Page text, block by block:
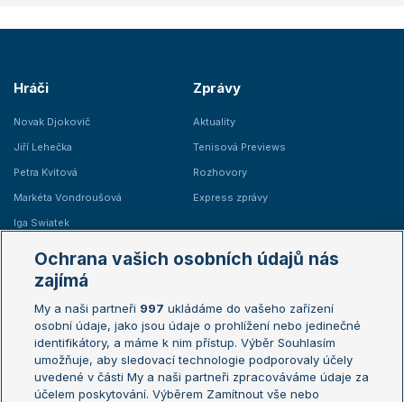
Hráči
Novak Djokovič
Jiří Lehečka
Petra Kvitová
Markéta Vondroušová
Iga Swiatek
Zprávy
Aktuality
Tenisová Previews
Rozhovory
Express zprávy
Žebříčky
Žebříček ATP (muži)
Žebříček WTA (ženy)
Sázkařský žebříček
Australian Open
French Open
Wimbledon
US Open
Ochrana vašich osobních údajů nás
zajímá
My a naši partneři 997 ukládáme do vašeho zařízení
osobní údaje, jako jsou údaje o prohlížení nebo jedinečné
identifikátory, a máme k nim přístup. Výběr Souhlasím
umožňuje, aby sledovací technologie podporovaly účely
uvedené v části My a naši partneři zpracováváme údaje za
účelem poskytování. Výběrem Zamítnout vše nebo